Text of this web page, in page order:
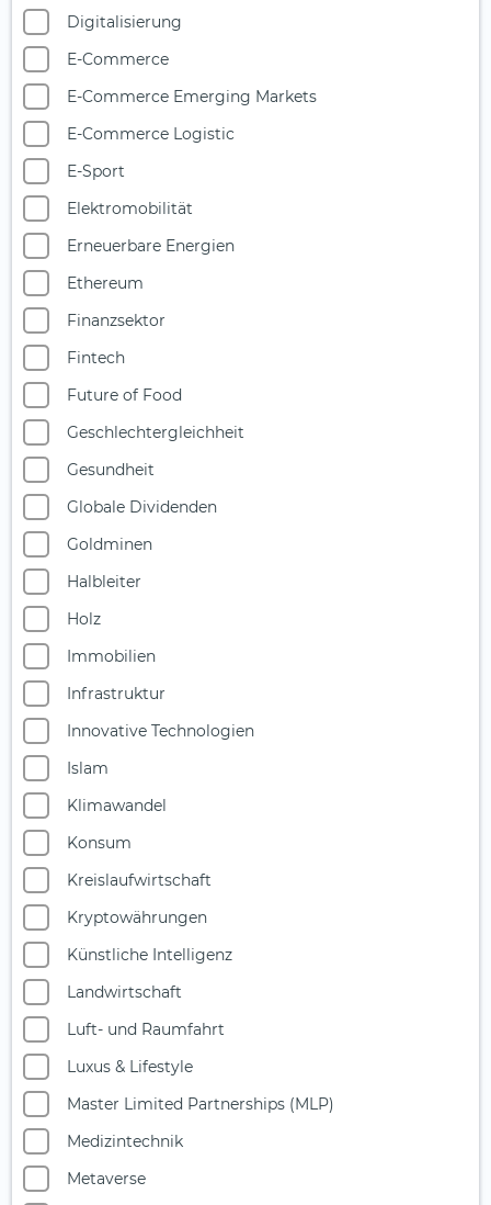
Digitalisierung
E-Commerce
E-Commerce Emerging Markets
E-Commerce Logistic
E-Sport
Elektromobilität
Erneuerbare Energien
Ethereum
Finanzsektor
Fintech
Future of Food
Geschlechtergleichheit
Gesundheit
Globale Dividenden
Goldminen
Halbleiter
Holz
Immobilien
Infrastruktur
Innovative Technologien
Islam
Klimawandel
Konsum
Kreislaufwirtschaft
Kryptowährungen
Künstliche Intelligenz
Landwirtschaft
Luft- und Raumfahrt
Luxus & Lifestyle
Master Limited Partnerships (MLP)
Medizintechnik
Metaverse